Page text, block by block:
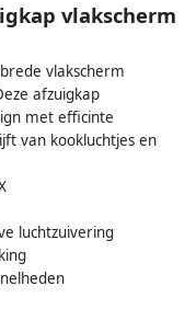
vlakscherm
vlakscherm
afzuigkap
met efficinte
van kookluchtjes en
luchtzuivering